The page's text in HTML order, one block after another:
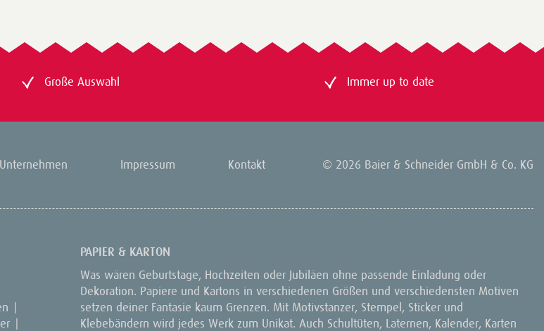
Große Auswahl Immer up to date
Unternehmen Impressum Kontakt © 2026 Baier & Schneider GmbH & Co. KG
|
|
PAPIER & KARTON
Was wären Geburtstage, Hochzeiten oder Jubiläen ohne passende Einladung oder
Dekoration. Papiere und Kartons in verschiedenen Größen und verschiedensten Motiven
setzen deiner Fantasie kaum Grenzen. Mit Motivstanzer, Stempel, Sticker und
Klebebändern wird jedes Werk zum Unikat. Auch Schultüten, Laternen, Kalender, Karten